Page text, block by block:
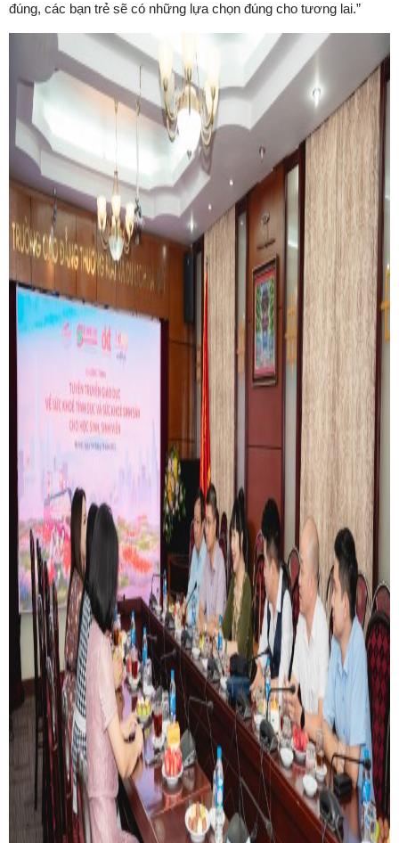
đúng, các bạn trẻ sẽ có những lựa chọn đúng cho tương lai.”